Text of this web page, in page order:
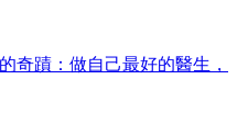
奇蹟：做自己最好的醫生，